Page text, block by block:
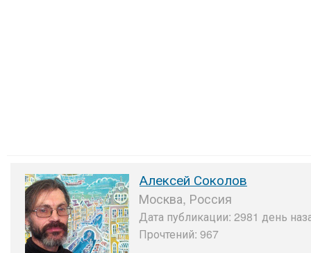
Алексей Соколов
Москва, Россия
Дата публикации: 2981 день
Прочтений: 967